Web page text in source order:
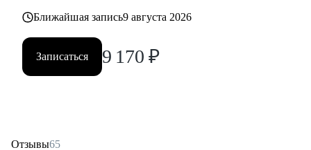
Ближайшая запись9 августа 2026
Записаться 9 170 ₽
Отзывы65